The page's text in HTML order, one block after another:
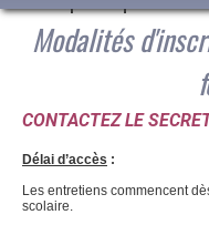
Modalités
CONTACTEZ LE
Délai d’accès :
Les entretiens commencent
scolaire.